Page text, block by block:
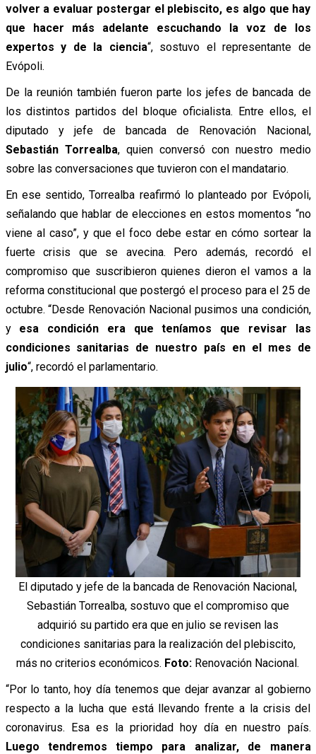
volver a evaluar postergar el plebiscito, es algo que hay
que hacer más adelante escuchando la voz de los
expertos y de la ciencia“, sostuvo el representante de
Evópoli.
De la reunión también fueron parte los jefes de bancada de
los distintos partidos del bloque oficialista. Entre ellos, el
diputado y jefe de bancada de Renovación Nacional,
Sebastián Torrealba, quien conversó con nuestro medio
sobre las conversaciones que tuvieron con el mandatario.
En ese sentido, Torrealba reafirmó lo planteado por Evópoli,
señalando que hablar de elecciones en estos momentos “no
viene al caso”, y que el foco debe estar en cómo sortear la
fuerte crisis que se avecina. Pero además, recordó el
compromiso que suscribieron quienes dieron el vamos a la
reforma constitucional que postergó el proceso para el 25 de
octubre.“Desde Renovación Nacional pusimos una condición,
y esa condición era que teníamos que revisar las
condiciones sanitarias de nuestro país en el mes de
julio“, recordó el parlamentario.
El diputado y jefe de la bancada de Renovación Nacional,
Sebastián Torrealba, sostuvo que el compromiso que
adquirió su partido era que en julio se revisen las
condiciones sanitarias para la realización del plebiscito,
más no criterios económicos. Foto: Renovación Nacional.
“Por lo tanto, hoy día tenemos que dejar avanzar al gobierno
respecto a la lucha que está llevando frente a la crisis del
coronavirus. Esa es la prioridad hoy día en nuestro país.
Luego tendremos tiempo para analizar, de manera